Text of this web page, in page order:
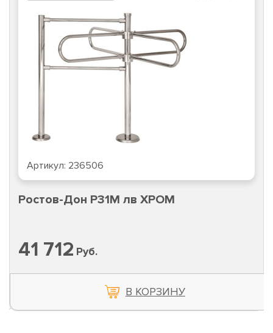
Артикул: 236506
Ростов-Дон Р31М лв ХРОМ
41 712 Руб.
В КОРЗИНУ